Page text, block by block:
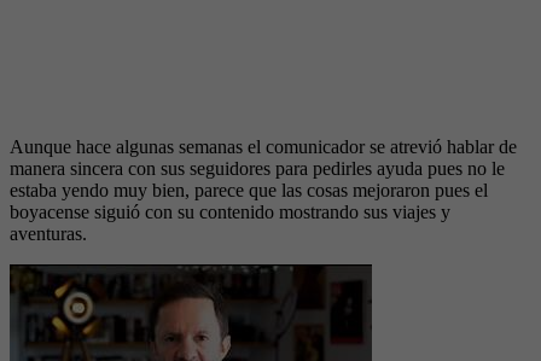
Aunque hace algunas semanas el comunicador se atrevió hablar de
manera sincera con sus seguidores para pedirles ayuda pues no le
estaba yendo muy bien, parece que las cosas mejoraron pues el
boyacense siguió con su contenido mostrando sus viajes y
aventuras.